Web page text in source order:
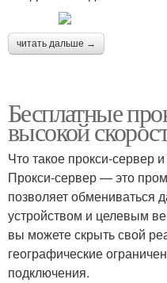
читать дальше →
Бесплатные
высокой
Что такое прокси-сервер
Прокси-сервер — это
позволяет
устройством и целевым
вы можете скрыть свой
географические
подключения.